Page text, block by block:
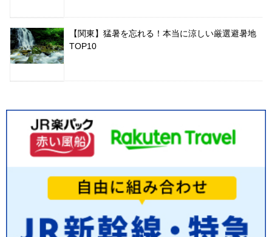
【関東】猛暑を忘れる！本当に涼しい厳選避暑地
TOP10